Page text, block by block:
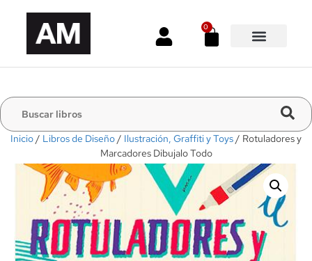
0
Inicio/ Libros de Diseño/ Ilustración, Graffiti y Toys/ Rotuladores y
Marcadores Dibujalo Todo